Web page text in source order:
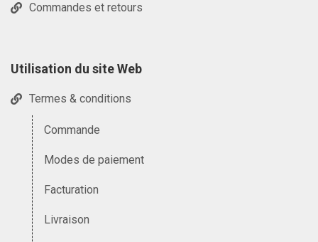
Commandes et retours
Utilisation du site Web
Termes & conditions
Commande
Modes de paiement
Facturation
Livraison